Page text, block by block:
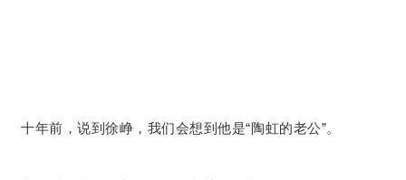
十年前，说到徐峥，我们会想到他是“陶虹的老公”。